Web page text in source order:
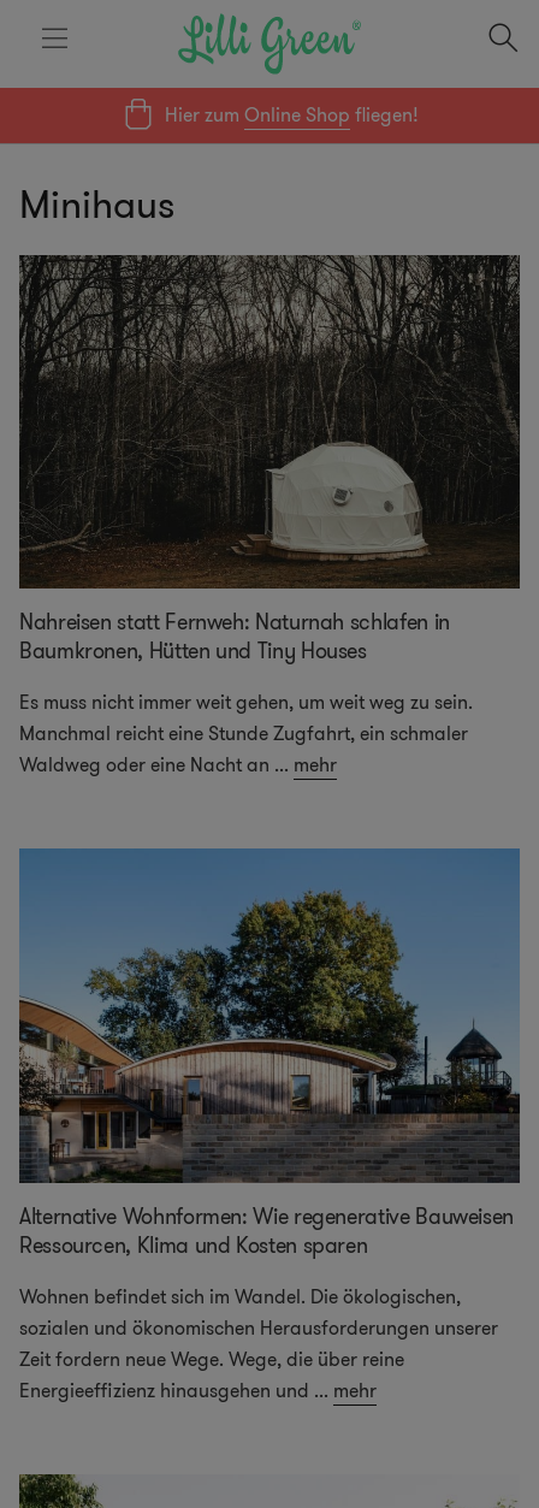
Hier zumOnline Shop fliegen!
Minihaus
Nahreisen statt Fernweh: Naturnah schlafen in
Baumkronen, Hütten und Tiny Houses
Es muss nicht immer weit gehen, um weit weg zu sein.
Manchmal reicht eine Stunde Zugfahrt, ein schmaler
Waldweg oder eine Nacht an ... mehr
Alternative Wohnformen: Wie regenerative Bauweisen
Ressourcen, Klima und Kosten sparen
Wohnen befindet sich im Wandel. Die ökologischen,
sozialen und ökonomischen Herausforderungen unserer
Zeit fordern neue Wege. Wege, die über reine
Energieeffizienz hinausgehen und ... mehr